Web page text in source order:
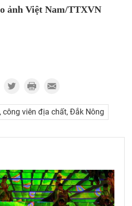
ảnh Việt Nam/TTXVN
công viên địa chất, Đắk Nông